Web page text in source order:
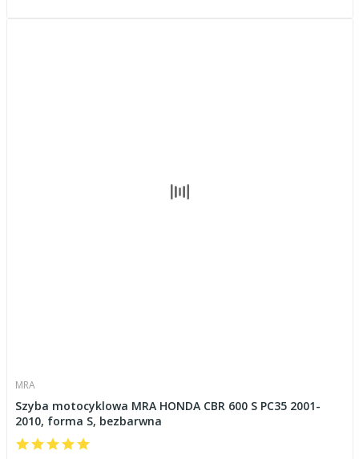
MRA
Szyba motocyklowa MRA HONDA CBR 600 S PC35 2001-
2010, forma S, bezbarwna